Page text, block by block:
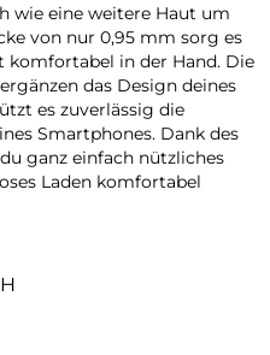
wie eine weitere Haut um
von nur 0,95 mm sorg es
komfortabel in der Hand. Die
das Design deines
es zuverlässig die
Smartphones. Dank des
ganz einfach nützliches
Laden komfortabel